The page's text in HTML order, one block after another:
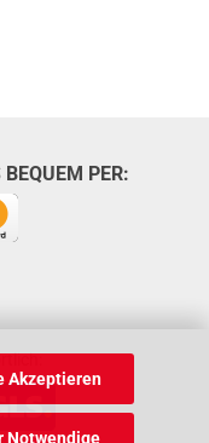
Akzeptieren
Notwendige
PER: